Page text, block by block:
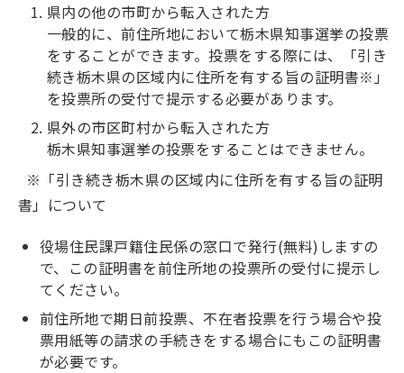
県内の他の市町から転入された方
一般的に、前住所地において栃木県知事選挙の投票
をすることができます。投票をする際には、「引き
続き栃木県の区域内に住所を有する旨の証明書※」
を投票所の受付で提示する必要があります。
県外の市区町村から転入された方
栃木県知事選挙の投票をすることはできません。
※「引き続き栃木県の区域内に住所を有する旨の証明
書」について
役場住民課戸籍住民係の窓口で発行(無料)しますの
で、この証明書を前住所地の投票所の受付に提示し
てください。
前住所地で期日前投票、不在者投票を行う場合や投
票用紙等の請求の手続きをする場合にもこの証明書
が必要です。